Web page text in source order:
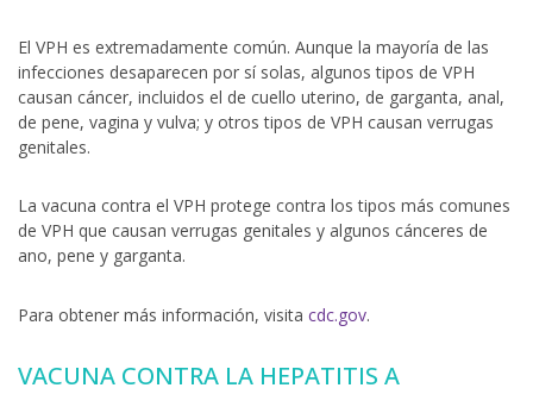
El VPH es extremadamente común. Aunque la mayoría de las
infecciones desaparecen por sí solas, algunos tipos de VPH
causan cáncer, incluidos el de cuello uterino, de garganta, anal,
de pene, vagina y vulva; y otros tipos de VPH causan verrugas
genitales.
La vacuna contra el VPH protege contra los tipos más comunes
de VPH que causan verrugas genitales y algunos cánceres de
ano, pene y garganta.
Para obtener más información, visita cdc.gov.
VACUNA CONTRA LA HEPATITIS A